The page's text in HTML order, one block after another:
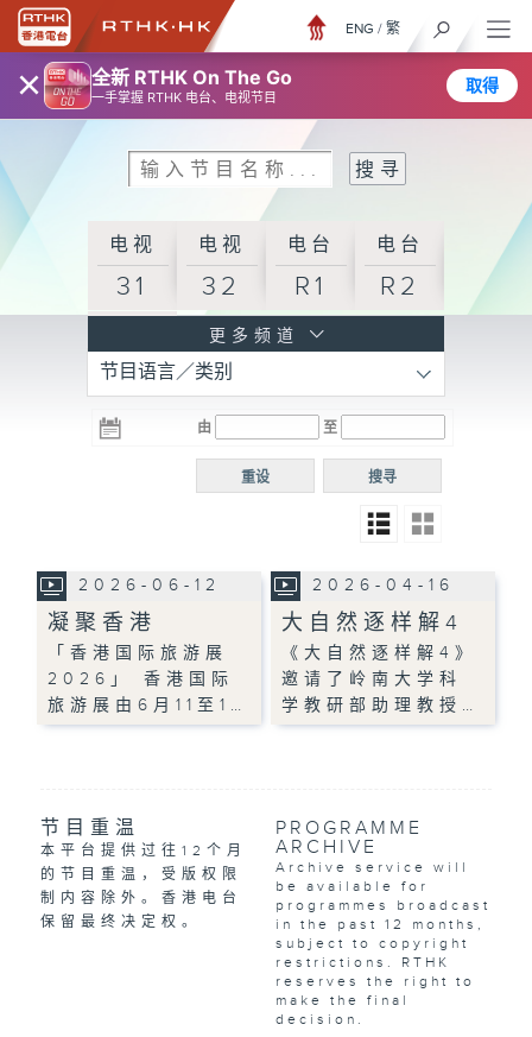
× 全新 RTHK On The Go
一手掌握 RTHK 电台、电视节目
取得
ENG / 繁
电视
31
电视
32
电台
R1
电台
R2
R3
电台 电台
R5
电台
普通
更多频道
节目语言／类别
由 至
搜寻
重设
2026-06-12
凝聚香港
「香港国际旅游展
2026」 香港国际
旅游展由6月11至1…
2026-04-16
大自然逐样解4
《大自然逐样解4》
邀请了岭南大学科
学教研部助理教授…
节目重温
本平台提供过往12个月
的节目重温，受版权限
制内容除外。香港电台
保留最终决定权。
PROGRAMME
ARCHIVE
Archive service will
be available for
programmes broadcast
in the past 12 months,
subject to copyright
restrictions. RTHK
reserves the right to
make the final
decision.